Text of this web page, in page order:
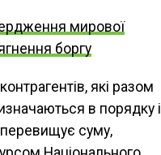
мирової
боргу
які разом
в порядку і
суму,